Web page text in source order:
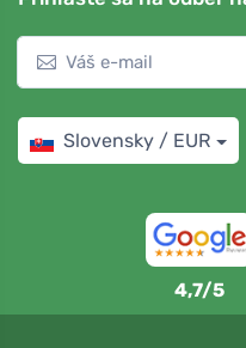
Slovensky / EUR
4,7/5